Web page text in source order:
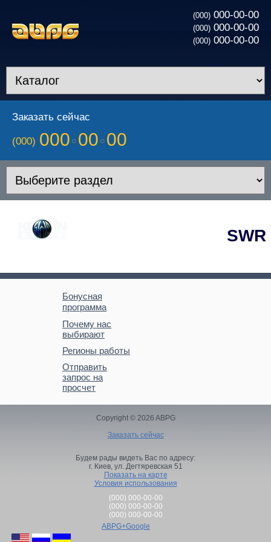
(000) 000-00-00
(000) 000-00-00
(000) 000-00-00
Заказать сейчас
(000) 000 00 00
SWR
Бонусная
программа
Почему нас
выбирают
Регионы работы
Отправить
запрос на
просчет
Copyright © 2026 ABPG
Заказать сейчас
Будем рады видеть Вас по адресу:
г. Киев, ул. Дегтяревская 51
Показать на карте
Условия использования
(000) 000-00-00
(000) 000-00-00
(000) 000-00-00
ABPG+Google